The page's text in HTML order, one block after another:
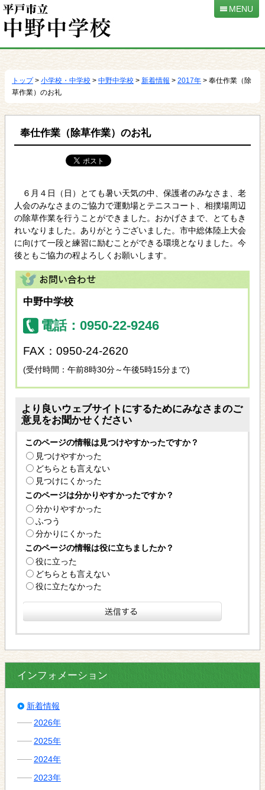
動
MENU
トップ> 小学校・中学校 > 中野中学校 > 新着情報 > 2017年 > 奉仕作業（除
草作業）のお礼
奉仕作業（除草作業）のお礼
６月４日（日）とても暑い天気の中、保護者のみなさま、老
人会のみなさまのご協力で運動場とテニスコート、相撲場周辺
の除草作業を行うことができました。おかげさまで、とてもき
れいなりました。ありがとうございました。市中総体陸上大会
に向けて一段と練習に励むことができる環境となりました。今
後ともご協力の程よろしくお願いします。
中野中学校
電話：0950-22-9246
FAX：0950-24-2620
(受付時間：午前8時30分～午後5時15分まで)
より良いウェブサイトにするためにみなさまのご
意見をお聞かせください
このページの情報は見つけやすかったですか？
見つけやすかった
どちらとも言えない
見つけにくかった
このページは分かりやすかったですか？
分かりやすかった
ふつう
分かりにくかった
このページの情報は役に立ちましたか？
役に立った
どちらとも言えない
役に立たなかった
インフォメーション
新着情報
2026年
2025年
2024年
2023年